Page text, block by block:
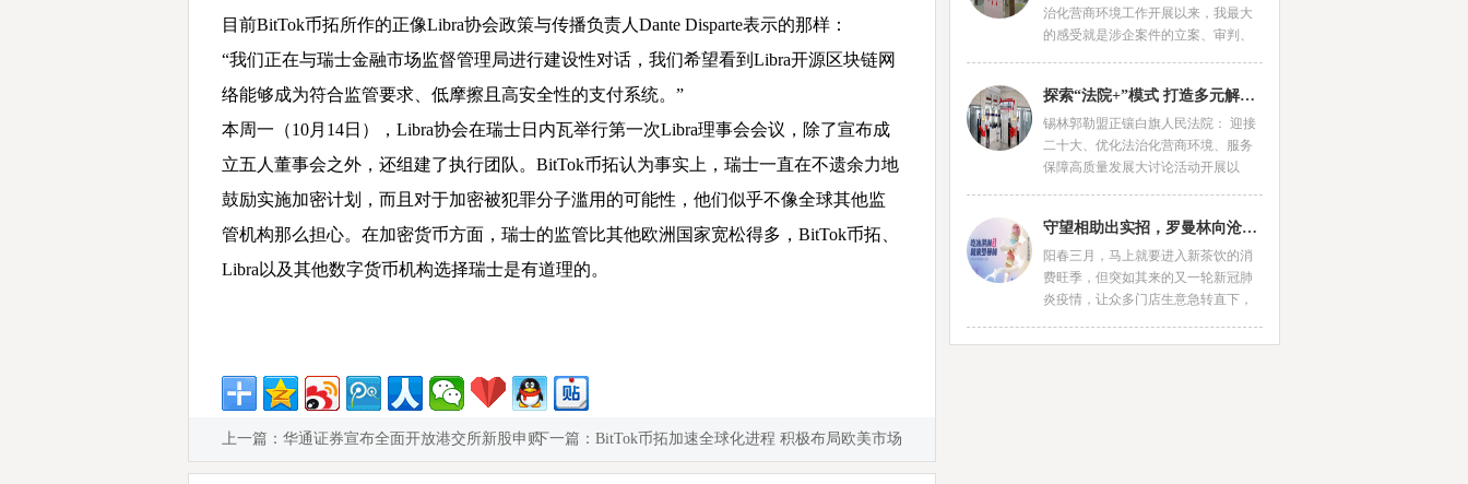
目前BitTok币拓所作的正像Libra协会政策与传播负责人Dante Disparte表示的那样：
“我们正在与瑞士金融市场监督管理局进行建设性对话，我们希望看到Libra开源区块链网
络能够成为符合监管要求、低摩擦且高安全性的支付系统。”
本周一（10月14日），Libra协会在瑞士日内瓦举行第一次Libra理事会会议，除了宣布成
立五人董事会之外，还组建了执行团队。BitTok币拓认为事实上，瑞士一直在不遗余力地
鼓励实施加密计划，而且对于加密被犯罪分子滥用的可能性，他们似乎不像全球其他监
管机构那么担心。在加密货币方面，瑞士的监管比其他欧洲国家宽松得多，BitTok币拓、
Libra以及其他数字货币机构选择瑞士是有道理的。
上一篇： 华通证券宣布全面开放港交所新股申购下一篇： BitTok币拓加速全球化进程 积极布局欧美市场
治化营商环境工作开展以来，我最大
的感受就是涉企案件的立案、审判、
探索“法院+”模式 打造多元解纷“司法名片”
锡林郭勒盟正镶白旗人民法院： 迎接
二十大、优化法治化营商环境、服务
保障高质量发展大讨论活动开展以
守望相助出实招，罗曼林向沧州门店发放百万抗疫补贴
阳春三月，马上就要进入新茶饮的消
费旺季，但突如其来的又一轮新冠肺
炎疫情，让众多门店生意急转直下，
例，涉及